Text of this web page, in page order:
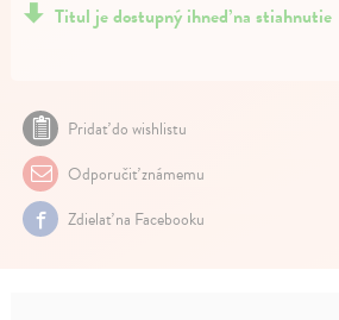
Titul je dostupný ihneď na stiahnutie
Pridať do wishlistu
Odporučiť známemu
Zdielať na Facebooku